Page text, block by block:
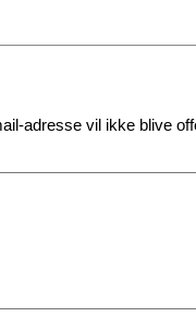
adresse vil ikke blive